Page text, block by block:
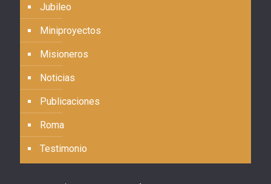
Jubileo
Miniproyectos
Misioneros
Noticias
Publicaciones
Roma
Testimonio